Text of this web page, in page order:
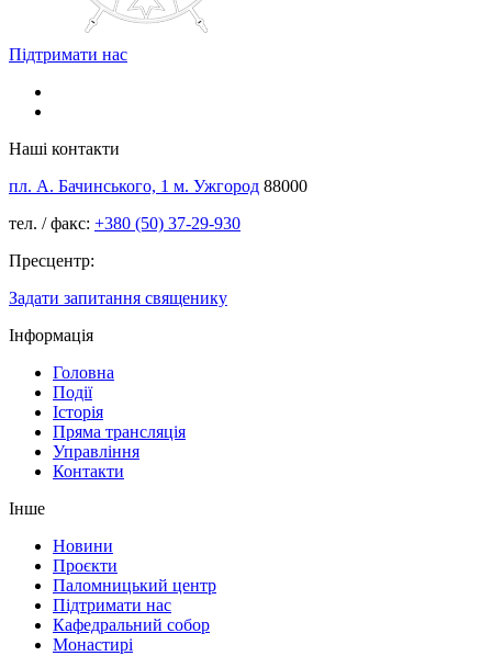
Підтримати нас
Наші контакти
пл. А. Бачинського, 1 м. Ужгород 88000
тел. / факс: +380 (50) 37-29-930
Пресцентр:
Задати запитання священику
Інформація
Головна
Події
Історія
Пряма трансляція
Управління
Контакти
Інше
Новини
Проєкти
Паломницький центр
Підтримати нас
Кафедральний собор
Монастирі